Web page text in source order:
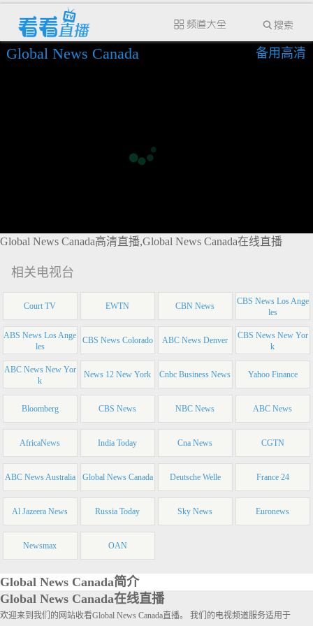
Global News Canada 备用高清
Global News Canada高清直播,Global News Canada在线直播
相关电视台
Court TV EWTN CBN News
CBS News Los Ange
les
ABS News Los Ange
les
CBS News Colorado ABC News Denver
CBS News New Yor
k
ABC News New Yor
k
News 12 New York Cnbc Business News Yahoo Finance
Bloomberg CBS News NBC News ABC News
AfricaNews India Today Cna News CGTN
ABC News Australia Global News Canada Deutsche Welle France 24
Al Jazeera News Russia Today Sky News Euronews
Newsmax OAN
Global News Canada简介
Global News Canada在线直播
欢迎来到我们的网站收看Global News Canada直播。 我们的电视频道服务适用于